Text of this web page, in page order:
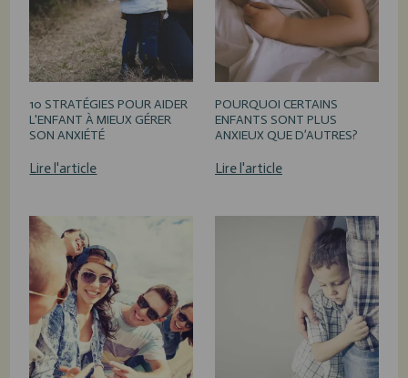
10 STRATÉGIES POUR AIDER
L'ENFANT À MIEUX GÉRER
SON ANXIÉTÉ
Lire l'article
POURQUOI CERTAINS
ENFANTS SONT PLUS
ANXIEUX QUE D’AUTRES?
Lire l'article